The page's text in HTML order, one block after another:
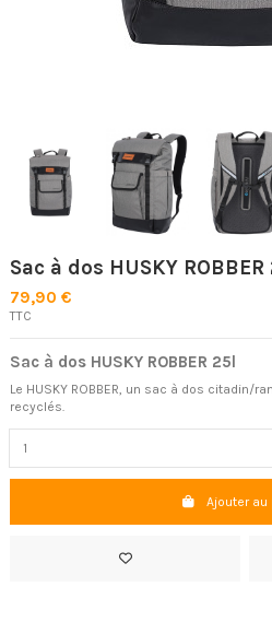
Sac à dos HUSKY ROBBER
79,90 €
TTC
Sac à dos HUSKY ROBBER 25l
Le HUSKY ROBBER, un sac à dos citadin/
recyclés.
Ajouter au